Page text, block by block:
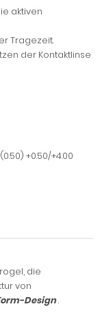
aktiven
Tragezeit.
der Kontaktlinse
+0.50/+4.00
die
von
Design.